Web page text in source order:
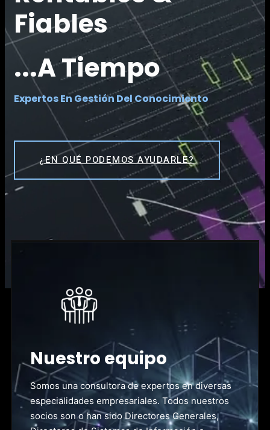
Fiables
...a Tiempo
Expertos En Gestión Del Conocimiento
¿EN QUÉ PODEMOS AYUDARLE?
Nuestro equipo
Somos una consultora de expertos en diversas
especialidades empresariales. Todos nuestros
socios son o han sido Directores Generales,